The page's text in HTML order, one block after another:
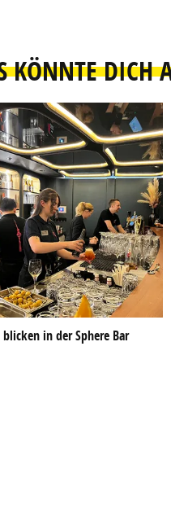
KÖNNTE DICH
in der Sphere Bar